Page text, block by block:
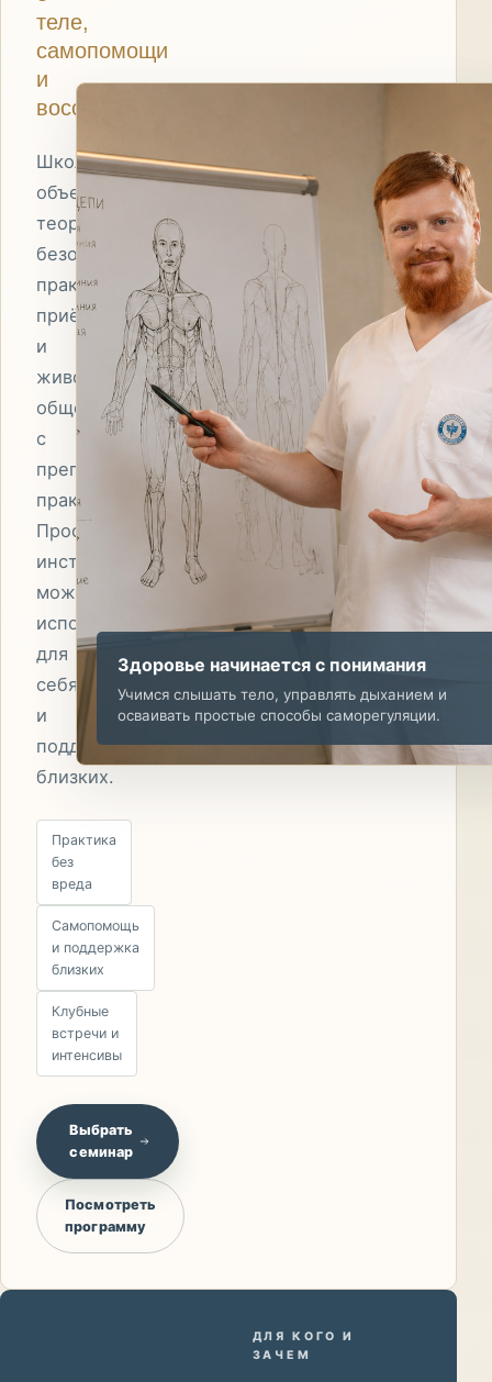
теле,
самопомощи
и
восстановлении
Школа
объединяет
теорию,
безопасные
практические
приёмы
и
живое
общение
с
преподавателями-
практиками.
Простые
инструменты
можно
использовать
для
себя
и
поддержки
близких.
Практика
без
вреда
Самопомощь
и поддержка
близких
Клубные
встречи и
интенсивы
Выбрать
семинар
Посмотреть
программу
Здоровье начинается с понимания
Учимся слышать тело, управлять дыханием и
осваивать простые способы саморегуляции.
ДЛЯ КОГО И
ЗАЧЕМ